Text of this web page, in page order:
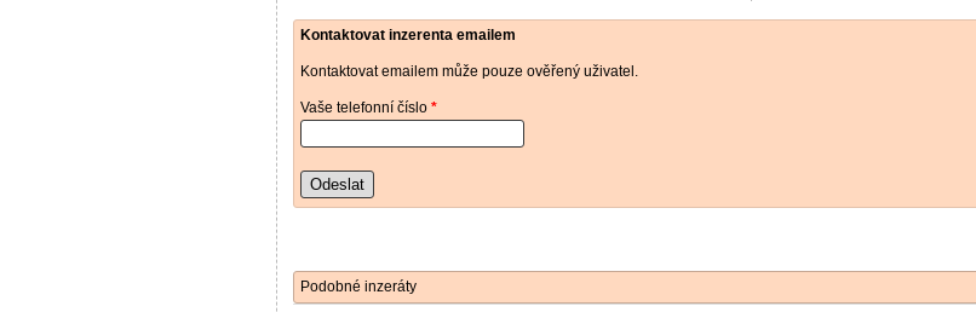
Kontaktovat inzerenta emailem
Kontaktovat emailem může pouze ověřený uživatel.
Vaše telefonní číslo *
Odeslat
Podobné inzeráty